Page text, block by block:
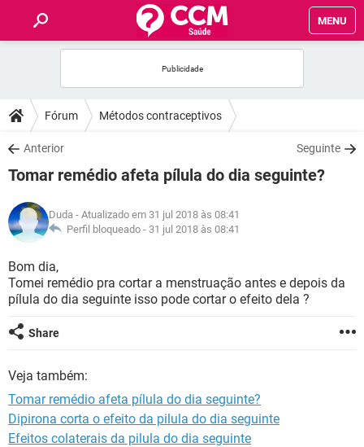
MENU
FÓRUM
SAÚDE
NUTRIÇÃO
BEM-ESTAR
Fórum Métodos contraceptivos
Anterior Seguinte
Tomar remédio afeta pílula do dia seguinte?
Duda - Atualizado em 31 jul 2018 às 08:41
Perfil bloqueado - 31 jul 2018 às 08:41
Bom dia,
Tomei remédio pra cortar a menstruação antes e depois da
pílula do dia seguinte isso pode cortar o efeito dela ?
Share
Veja também:
Tomar remédio afeta pílula do dia seguinte?
Dipirona corta o efeito da pilula do dia seguinte
Efeitos colaterais da pilula do dia seguinte